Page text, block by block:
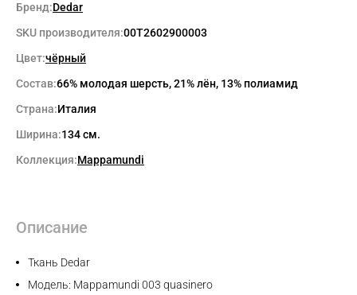
Бренд:Dedar
SKU производителя:00T2602900003
Цвет:чёрный
Состав:66% молодая шерсть, 21% лён, 13% полиамид
Страна:Италия
Ширина:134 см.
Коллекция:Mappamundi
Описание
Ткань Dedar
Модель: Mappamundi 003 quasinero